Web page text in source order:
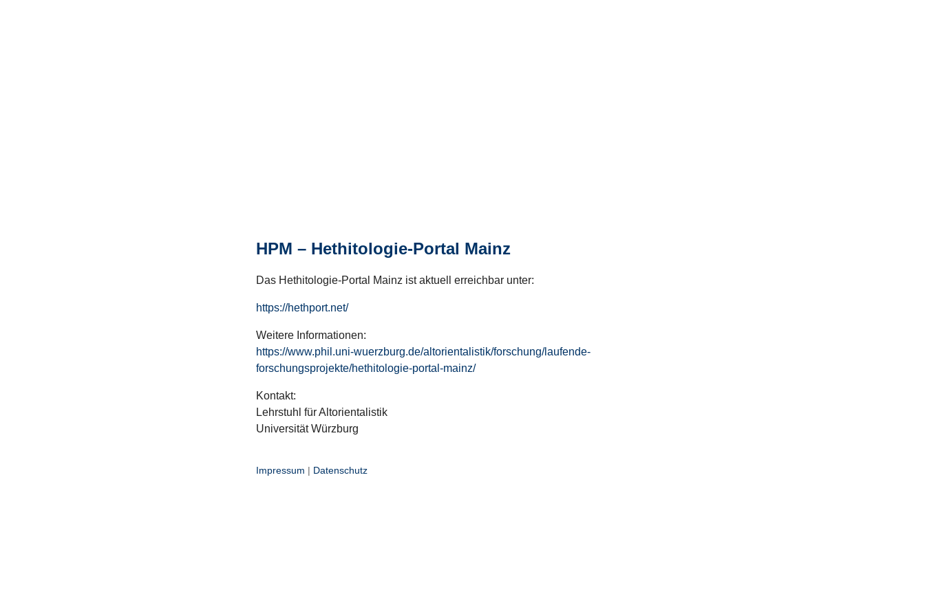
HPM – Hethitologie-Portal Mainz
Das Hethitologie-Portal Mainz ist aktuell erreichbar unter:
https://hethport.net/
Weitere Informationen:
https://www.phil.uni-wuerzburg.de/altorientalistik/forschung/laufende-
forschungsprojekte/hethitologie-portal-mainz/
Kontakt:
Lehrstuhl für Altorientalistik
Universität Würzburg
Impressum | Datenschutz